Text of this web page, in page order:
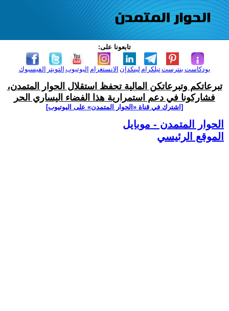
تابعونا على:
الفيسبوك التويتر اليوتيوب الانستغرام لينكدإن تيلكرامبنترست بودكاست
تبرعاتكم وتبرعاتكن المالية تحفظ استقلال الحوار المتمدن،
فشاركونا في دعم استمرارية هذا الفضاء اليساري الحر
[اشترك في قناة ‫«الحوار المتمدن» على اليوتيوب]
الحوار المتمدن - موبايل
الموقع الرئيسي